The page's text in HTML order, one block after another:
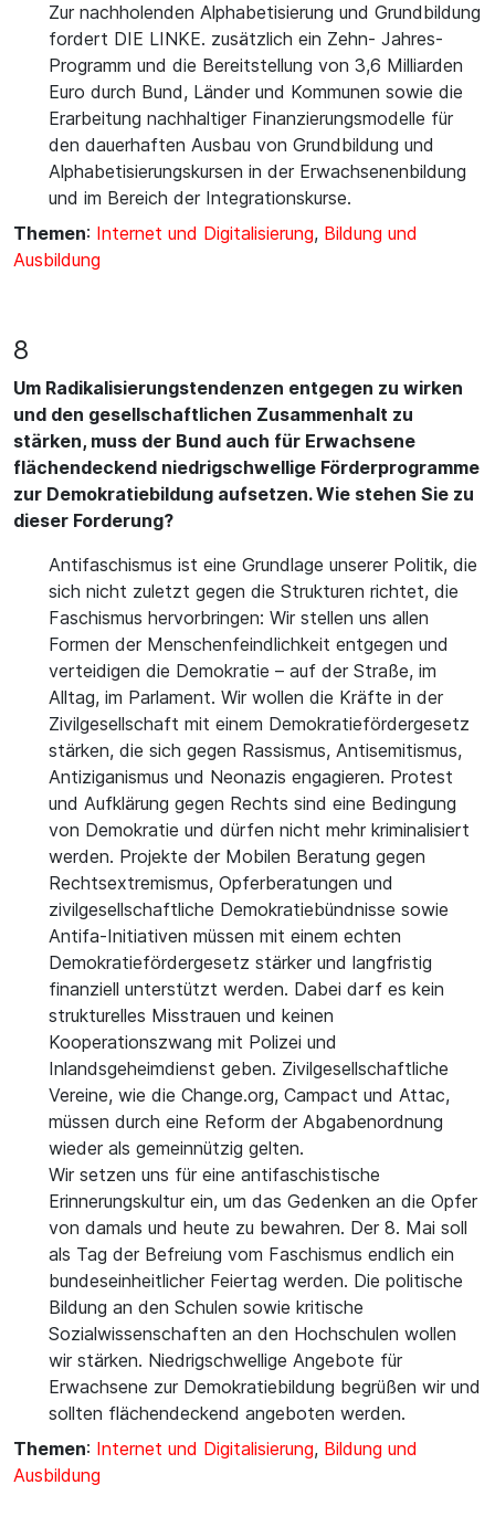
Zur nachholenden Alphabetisierung und Grundbildung
fordert DIE LINKE. zusätzlich ein Zehn- Jahres-
Programm und die Bereitstellung von 3,6 Milliarden
Euro durch Bund, Länder und Kommunen sowie die
Erarbeitung nachhaltiger Finanzierungsmodelle für
den dauerhaften Ausbau von Grundbildung und
Alphabetisierungskursen in der Erwachsenenbildung
und im Bereich der Integrationskurse.
Themen: Internet und Digitalisierung, Bildung und
Ausbildung
8
Um Radikalisierungstendenzen entgegen zu wirken
und den gesellschaftlichen Zusammenhalt zu
stärken, muss der Bund auch für Erwachsene
flächendeckend niedrigschwellige Förderprogramme
zur Demokratiebildung aufsetzen. Wie stehen Sie zu
dieser Forderung?
Antifaschismus ist eine Grundlage unserer Politik, die
sich nicht zuletzt gegen die Strukturen richtet, die
Faschismus hervorbringen: Wir stellen uns allen
Formen der Menschenfeindlichkeit entgegen und
verteidigen die Demokratie – auf der Straße, im
Alltag, im Parlament. Wir wollen die Kräfte in der
Zivilgesellschaft mit einem Demokratiefördergesetz
stärken, die sich gegen Rassismus, Antisemitismus,
Antiziganismus und Neonazis engagieren. Protest
und Aufklärung gegen Rechts sind eine Bedingung
von Demokratie und dürfen nicht mehr kriminalisiert
werden. Projekte der Mobilen Beratung gegen
Rechtsextremismus, Opferberatungen und
zivilgesellschaftliche Demokratiebündnisse sowie
Antifa-Initiativen müssen mit einem echten
Demokratiefördergesetz stärker und langfristig
finanziell unterstützt werden. Dabei darf es kein
strukturelles Misstrauen und keinen
Kooperationszwang mit Polizei und
Inlandsgeheimdienst geben. Zivilgesellschaftliche
Vereine, wie die Change.org, Campact und Attac,
müssen durch eine Reform der Abgabenordnung
wieder als gemeinnützig gelten.
Wir setzen uns für eine antifaschistische
Erinnerungskultur ein, um das Gedenken an die Opfer
von damals und heute zu bewahren. Der 8. Mai soll
als Tag der Befreiung vom Faschismus endlich ein
bundeseinheitlicher Feiertag werden. Die politische
Bildung an den Schulen sowie kritische
Sozialwissenschaften an den Hochschulen wollen
wir stärken. Niedrigschwellige Angebote für
Erwachsene zur Demokratiebildung begrüßen wir und
sollten flächendeckend angeboten werden.
Themen: Internet und Digitalisierung, Bildung und
Ausbildung